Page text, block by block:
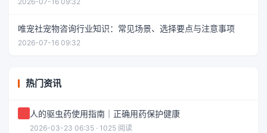
唯宠社宠物咨询行业知识：常见场景、选择要点与注意事项
2026-07-16 09:32
热门资讯
人的驱虫药使用指南｜正确用药保护健康
2026-03-23 06:35 · 1025 阅读